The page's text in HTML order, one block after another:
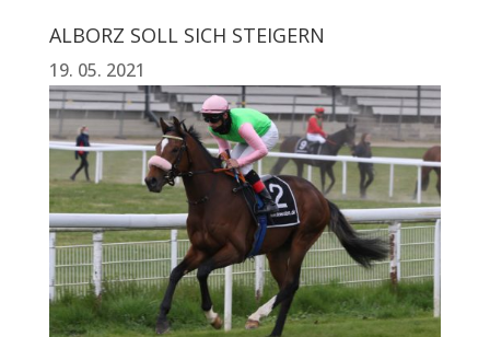
ALBORZ SOLL SICH STEIGERN
19. 05. 2021